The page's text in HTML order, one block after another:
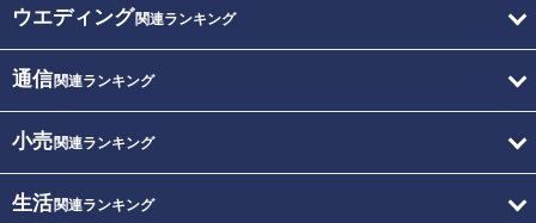
ウエディング関連ランキング
通信関連ランキング
小売関連ランキング
生活関連ランキング